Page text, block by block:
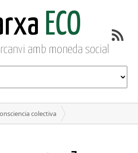
ECO
amb moneda social
colectiva